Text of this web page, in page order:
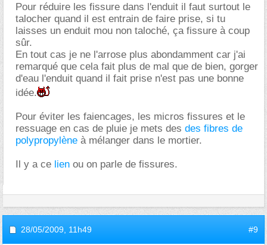
Pour réduire les fissure dans l'enduit il faut surtout le
talocher quand il est entrain de faire prise, si tu
laisses un enduit mou non taloché, ça fissure à coup
sûr.
En tout cas je ne l'arrose plus abondamment car j'ai
remarqué que cela fait plus de mal que de bien, gorger
d'eau l'enduit quand il fait prise n'est pas une bonne
idée.
Pour éviter les faiencages, les micros fissures et le
ressuage en cas de pluie je mets des des fibres de
polypropylène à mélanger dans le mortier.
Il y a ce lien ou on parle de fissures.
28/05/2009, 11h49 #9